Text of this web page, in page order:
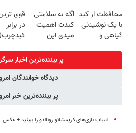
برگردون
(40%off)
سبک و مقاوم |
پرداخت قسطی
خرید
محافظت از کبد
با یک نوشیدنی
گیاهی و
اگه به سلامتی
کبدت اهمیت
میدی این
استفاده کن
قوی
در برابر
گیاهی55%تخفیف)
پر بیننده‌ترین اخبار
دیدگاه خوانندگان
پر بیننده‌ترین خبر
اسباب‌ بازی‌های کریستیانو رونالدو را ببینید + عکس